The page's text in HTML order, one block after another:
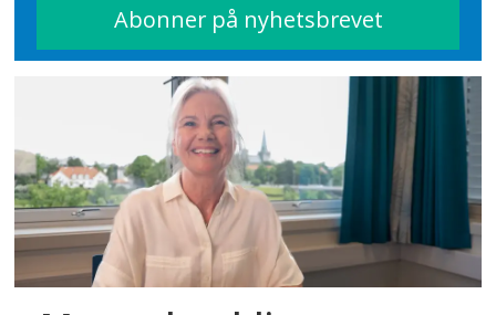
åpningstiden. Dette gjelder ved
tilfeller av ekstra stort fravær.
Barnehagene må sikre forsvarlig
drift. Dette skal kun gjøres
unntaksvis og kun hvis man ikke
kan drifte på en forsvarlig måte.
Kilde:Vedtekter for Lørenskogs
kommunale barnehager - Lørenskog